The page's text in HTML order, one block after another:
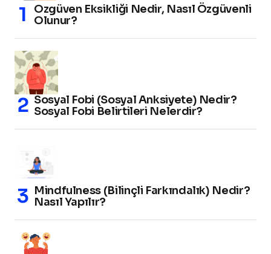
Özgüven Eksikliği Nedir, Nasıl Özgüvenli
Olunur?
Sosyal Fobi (Sosyal Anksiyete) Nedir?
Sosyal Fobi Belirtileri Nelerdir?
Mindfulness (Bilinçli Farkındalık) Nedir?
Nasıl Yapılır?